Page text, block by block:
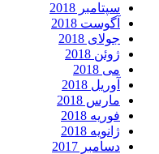
سپتامبر 2018
آگوست 2018
جولای 2018
ژوئن 2018
می 2018
آوریل 2018
مارس 2018
فوریه 2018
ژانویه 2018
دسامبر 2017